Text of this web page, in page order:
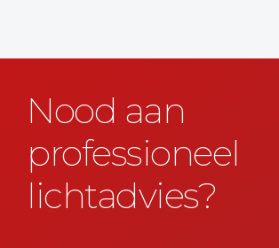
Nood aan
professioneel
lichtadvies?